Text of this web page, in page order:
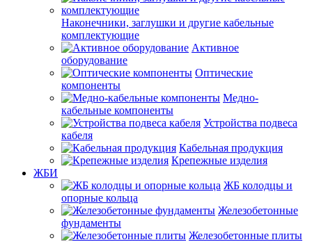
Наконечники, заглушки и другие кабельные
комплектующие
Активное
оборудование
Оптические
компоненты
Медно-
кабельные компоненты
Устройства подвеса
кабеля
Кабельная продукция
Крепежные изделия
ЖБИ
ЖБ колодцы и
опорные кольца
Железобетонные
фундаменты
Железобетонные плиты